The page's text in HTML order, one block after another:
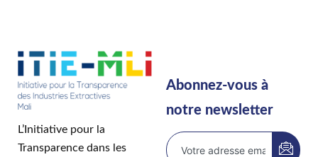
L’Initiative pour la
Transparence dans les
Abonnez-vous à
notre newsletter